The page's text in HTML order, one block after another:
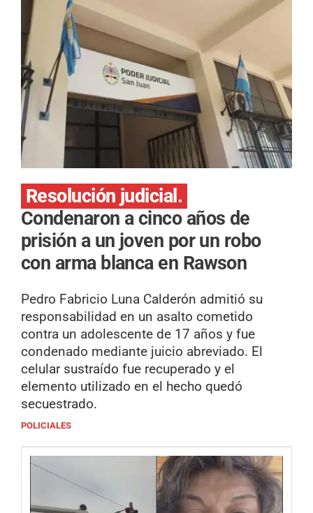
Resolución judicial.
Condenaron a cinco años de
prisión a un joven por un robo
con arma blanca en Rawson
Pedro Fabricio Luna Calderón admitió su
responsabilidad en un asalto cometido
contra un adolescente de 17 años y fue
condenado mediante juicio abreviado. El
celular sustraído fue recuperado y el
elemento utilizado en el hecho quedó
secuestrado.
POLICIALES